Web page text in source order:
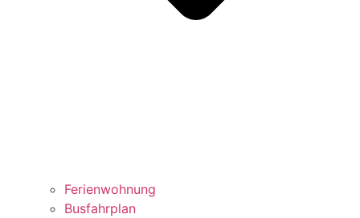
Ferienwohnung
Busfahrplan